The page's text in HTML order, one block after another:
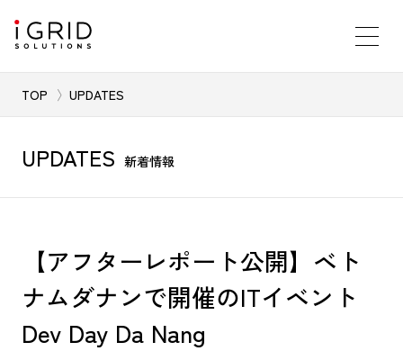
TOP UPDATES
UPDATES 新着情報
【アフターレポート公開】ベト
ナムダナンで開催のITイベント
Dev Day Da Nang